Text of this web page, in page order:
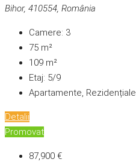
Bihor, 410554, România
Camere: 3
75 m²
109 m²
Etaj: 5/9
Apartamente, Rezidențiale
Detalii
Promovat
87,900 €